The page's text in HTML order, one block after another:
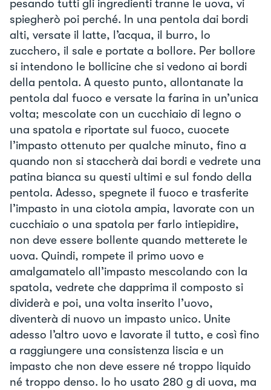
pesando tutti gli ingredienti tranne le uova, vi
spiegherò poi perché. In una pentola dai bordi
alti, versate il latte, l’acqua, il burro, lo
zucchero, il sale e portate a bollore. Per bollore
si intendono le bollicine che si vedono ai bordi
della pentola. A questo punto, allontanate la
pentola dal fuoco e versate la farina in un’unica
volta; mescolate con un cucchiaio di legno o
una spatola e riportate sul fuoco, cuocete
l’impasto ottenuto per qualche minuto, fino a
quando non si staccherà dai bordi e vedrete una
patina bianca su questi ultimi e sul fondo della
pentola. Adesso, spegnete il fuoco e trasferite
l’impasto in una ciotola ampia, lavorate con un
cucchiaio o una spatola per farlo intiepidire,
non deve essere bollente quando metterete le
uova. Quindi, rompete il primo uovo e
amalgamatelo all’impasto mescolando con la
spatola, vedrete che dapprima il composto si
dividerà e poi, una volta inserito l’uovo,
diventerà di nuovo un impasto unico. Unite
adesso l’altro uovo e lavorate il tutto, e così fino
a raggiungere una consistenza liscia e un
impasto che non deve essere né troppo liquido
né troppo denso. Io ho usato 280 g di uova, ma